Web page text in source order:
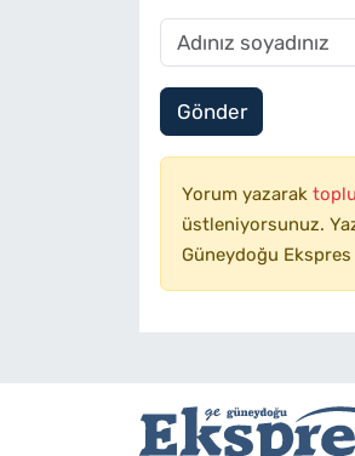
Gönder
Yorum yazarak
üstleniyorsunuz.
Güneydoğu